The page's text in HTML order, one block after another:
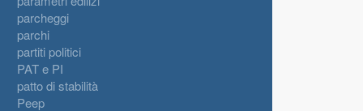
parcheggi
parchi
partiti politici
PAT e PI
patto di stabilità
Peep